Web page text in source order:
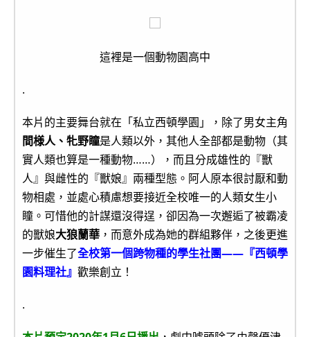
這裡是一個動物園高中
.
本片的主要舞台就在「私立西頓學園」，除了男女主角
間様人、牝野瞳是人類以外，其他人全部都是動物（其
實人類也算是一種動物……），而且分成雄性的『獸
人』與雌性的『獸娘』兩種型態。阿人原本很討厭和動
物相處，並處心積慮想要接近全校唯一的人類女生小
瞳。可惜他的計謀還沒得逞，卻因為一次邂逅了被霸凌
的獸娘大狼蘭華 ，而意外成為她的群組夥伴，之後更進
一步催生了全校第一個跨物種的學生社團——『西頓學
園料理社』 歡樂創立！
.